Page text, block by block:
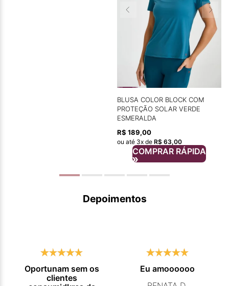
BLUSA COLOR BLOCK COM
PROTEÇÃO SOLAR VERDE
ESMERALDA
R$ 189,00
ou até 3x de R$ 63,00
COMPRAR RÁPIDA
Depoimentos
Oportunam sem os
clientes
Eu amoooooo